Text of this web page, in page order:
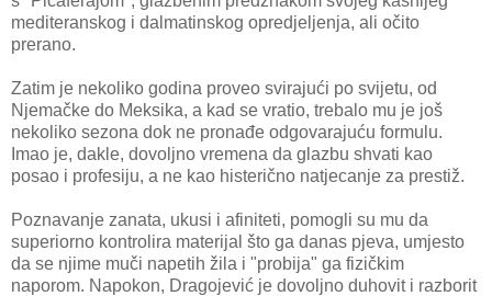
mediteranskog i dalmatinskog opredjeljenja, ali očito
prerano.
Zatim je nekoliko godina proveo svirajući po svijetu, od
Njemačke do Meksika, a kad se vratio, trebalo mu je još
nekoliko sezona dok ne pronađe odgovarajuću formulu.
Imao je, dakle, dovoljno vremena da glazbu shvati kao
posao i profesiju, a ne kao histerično natjecanje za prestiž.
Poznavanje zanata, ukusi i afiniteti, pomogli su mu da
superiorno kontrolira materijal što ga danas pjeva, umjesto
da se njime muči napetih žila i "probija" ga fizičkim
naporom. Napokon, Dragojević je dovoljno duhovit i razborit